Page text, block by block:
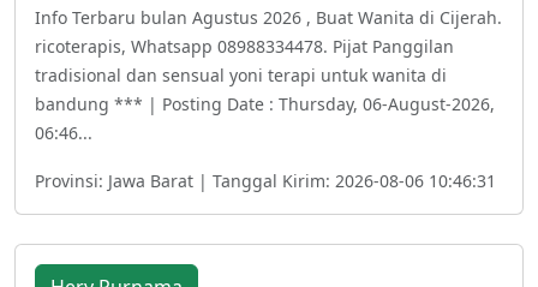
Info Terbaru bulan Agustus 2026 , Buat Wanita di Cijerah.
ricoterapis, Whatsapp 08988334478. Pijat Panggilan
tradisional dan sensual yoni terapi untuk wanita di
bandung *** | Posting Date : Thursday, 06-August-2026,
06:46...
Provinsi: Jawa Barat | Tanggal Kirim: 2026-08-06 10:46:31